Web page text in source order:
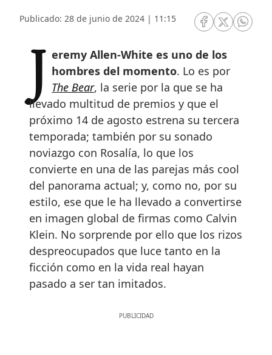
Publicado: 28 de junio de 2024 | 11:15
RRSS Facebook
RRSSRRSS
Jeremy Allen-White es uno de los hombres del momento. Lo es por
The Bear, la serie por la que se ha
llevado multitud de premios y que el
próximo 14 de agosto estrena su tercera
temporada; también por su sonado
noviazgo con Rosalía, lo que los
convierte en una de las parejas más cool
del panorama actual; y, como no, por su
estilo, ese que le ha llevado a convertirse
en imagen global de firmas como Calvin
Klein. No sorprende por ello que los rizos
despreocupados que luce tanto en la
ficción como en la vida real hayan
pasado a ser tan imitados.